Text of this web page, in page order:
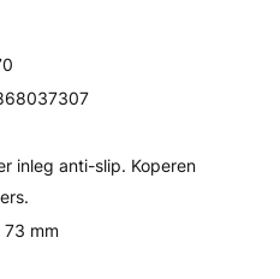
inleg anti-slip. Koperen
mm